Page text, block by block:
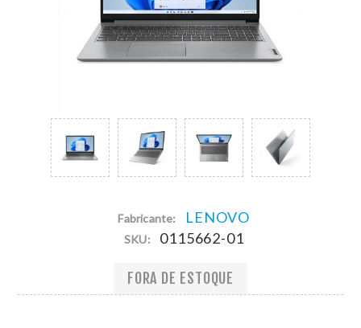
Fabricante: LENOVO
SKU: 0115662-01
FORA DE ESTOQUE